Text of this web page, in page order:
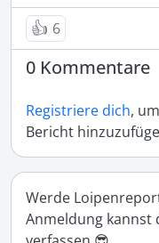
👍 6
0 Kommentare
Registriere dich,
Bericht
Werde
Anmeldung kannst